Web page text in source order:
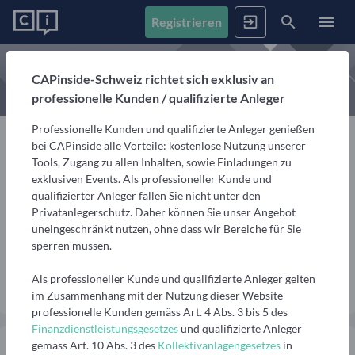
News
Alle Inhalte
Artikel, Podcasts & Videos – Alle Inhalte im Überblick
Gemerkte Inhalte
Artikel, Podcasts und Videos, die Sie sich gemerkt haben
Videos
Community
Podcasts
Audiobeiträge mit spannenden Gästen aus Finanzwelt
und Fondsindustrie
Fonds
1. Fonds finden
Fondssuche
Nutzen Sie die Filter, um aus über 35.000 Fonds die
passenden zu finden
Fondsranking
Lassen Sie sich die besten Fonds aus über 200
Peergroups anzeigen
Die besten Fonds
Firmenprofile
Fondsgesellschaften
Informationen, Beiträge und Produkte unserer Partner-
Vermögensverwalter
Informationen, Beiträge und Produkte/Strategien
unserer Partner-Vermögensverwalter
Events
Übersicht, Anmeldung und weitere Informationen zu
anstehenden Online- und Präsenzveranstaltungen
Vergangene Webinare
Finanzberatung
Registrieren Anmelden
Registrieren
Institutioneller Investor
franz derborder
ceo, privat
Nachricht senden
CAPinside-Schweiz richtet sich exklusiv an
professionelle Kunden / qualifizierte Anleger
Professionelle Kunden und qualifizierte Anleger genießen
bei CAPinside alle Vorteile: kostenlose Nutzung unserer
Tools, Zugang zu allen Inhalten, sowie Einladungen zu
exklusiven Events. Als professioneller Kunde und
qualifizierter Anleger fallen Sie nicht unter den
Privatanlegerschutz. Daher können Sie unser Angebot
uneingeschränkt nutzen, ohne dass wir Bereiche für Sie
sperren müssen.
Als professioneller Kunde und qualifizierte Anleger gelten
im Zusammenhang mit der Nutzung dieser Website
professionelle Kunden gemäss Art. 4 Abs. 3 bis 5 des
Finanzdienstleistungsgesetzesund qualifizierte Anleger
gemäss Art. 10 Abs. 3 des Kollektivanlagengesetzes in